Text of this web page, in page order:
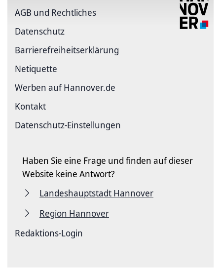
AGB und Rechtliches
Datenschutz
Barriere­freiheits­erklärung
Netiquette
Werben auf Hannover.de
Kontakt
Datenschutz-Einstellungen
Haben Sie eine Frage und finden auf dieser
Website keine Antwort?
Landeshauptstadt Hannover
Region Hannover
Redaktions-Login